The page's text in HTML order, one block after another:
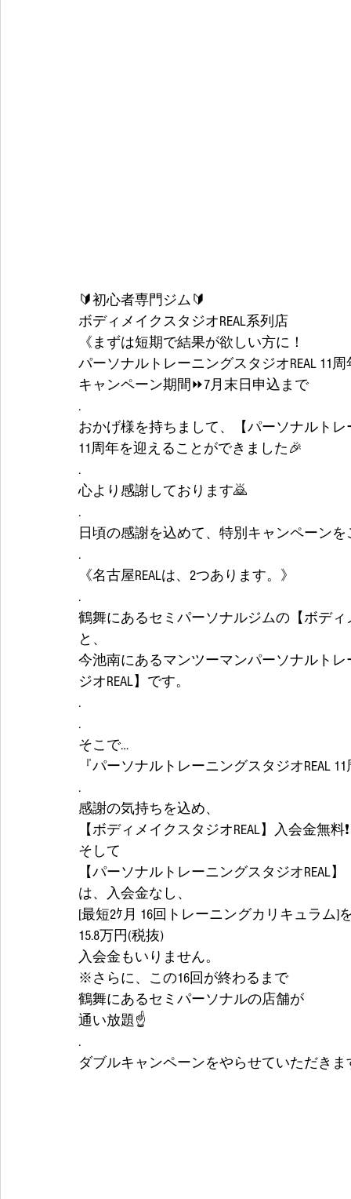
🔰初心者専門ジム🔰
ボディメイクスタジオREAL系列店
《まずは短期で結果が欲しい方に！
パーソナルトレーニングスタジオREAL 11周
キャンペーン期間⏩7月末日申込まで
.
おかげ様を持ちまして、【パーソナルトレ
11周年を迎えることができました🎉
.
心より感謝しております🙇
.
日頃の感謝を込めて、特別キャンペーン
.
《名古屋REALは、2つあります。》
.
鶴舞にあるセミパーソナルジムの【ボディ
と、
今池南にあるマンツーマンパーソナルト
ジオREAL】です。
.
.
そこで…
『パーソナルトレーニングスタジオREAL
.
感謝の気持ちを込め、
【ボディメイクスタジオREAL】入会金無料❗
そして
【パーソナルトレーニングスタジオREAL】
は、入会金なし、
[最短2ｹ月 16回トレーニングカリキュラム]
15.8万円(税抜)
入会金もいりません。
※さらに、この16回が終わるまで
鶴舞にあるセミパーソナルの店舗が
通い放題☝️
.
ダブルキャンペーンをやらせていただきます